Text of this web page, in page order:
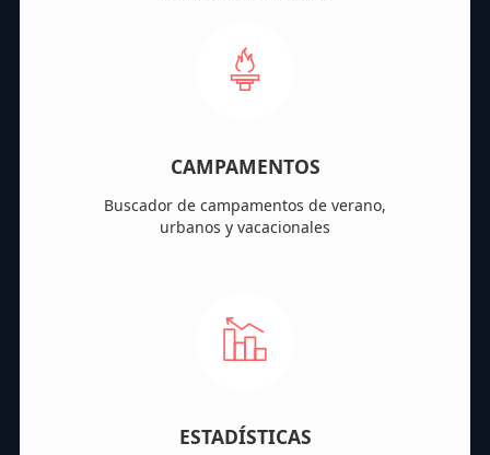
CAMPAMENTOS
Buscador de campamentos de verano,
urbanos y vacacionales
ESTADÍSTICAS